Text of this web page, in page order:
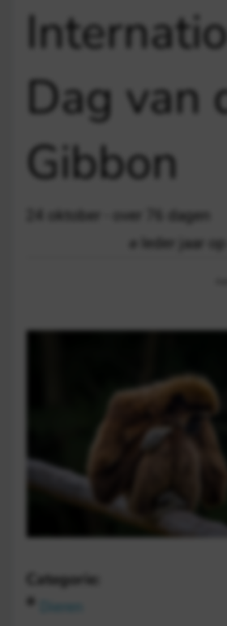
Dag van
Gibbon
24 oktober - over 76 dagen
Ieder jaar
Categorie: